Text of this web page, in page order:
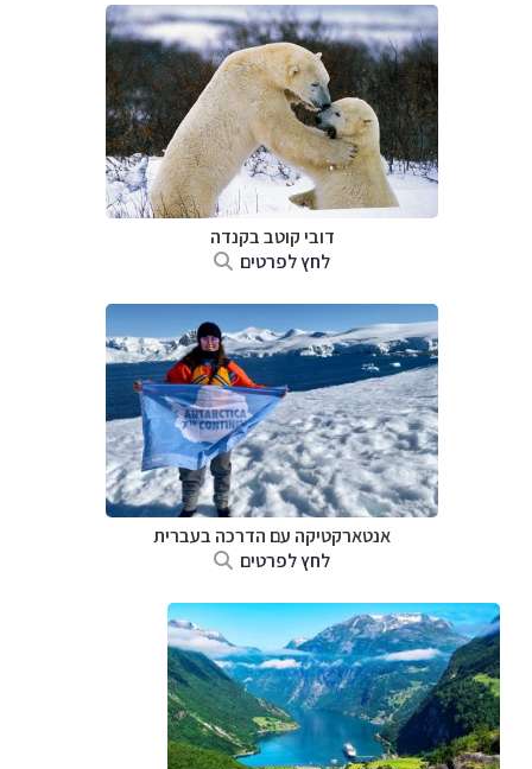
דובי קוטב בקנדה
לחץ לפרטים
אנטארקטיקה עם הדרכה בעברית
לחץ לפרטים